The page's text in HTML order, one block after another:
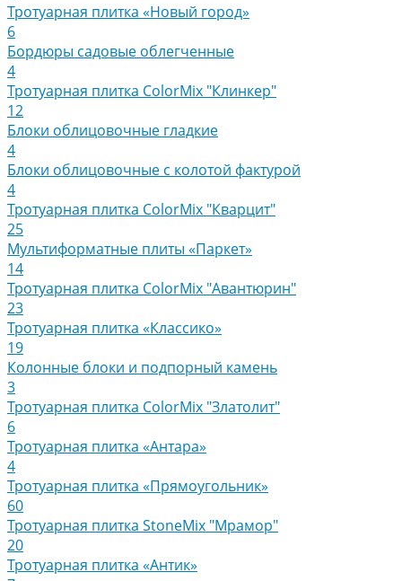
Тротуарная плитка «Новый город»
6
Бордюры садовые облегченные
4
Тротуарная плитка ColorMix "Клинкер"
12
Блоки облицовочные гладкие
4
Блоки облицовочные с колотой фактурой
4
Тротуарная плитка ColorMix "Кварцит"
25
Мультиформатные плиты «Паркет»
14
Тротуарная плитка ColorMix "Авантюрин"
23
Тротуарная плитка «Классико»
19
Колонные блоки и подпорный камень
3
Тротуарная плитка ColorMix "Златолит"
6
Тротуарная плитка «Антара»
4
Тротуарная плитка «Прямоугольник»
60
Тротуарная плитка StoneMix "Мрамор"
20
Тротуарная плитка «Антик»